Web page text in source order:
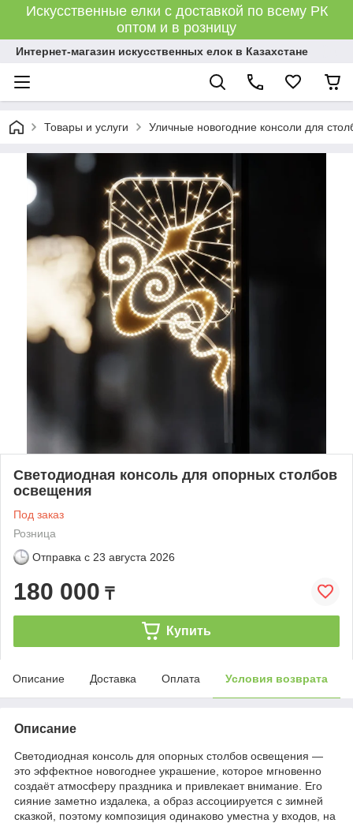
Искусственные елки с доставкой по всему РК
оптом и в розницу
Интернет-магазин искусственных елок в Казахстане
Товары и услуги Уличные новогодние консоли для
Светодиодная консоль для опорных столбов
освещения
Под заказ
Розница
Отправка с 23 августа 2026
180 000 ₸
Купить
Описание Доставка Оплата Условия возврата
Описание
Светодиодная консоль для опорных столбов освещения —
это эффектное новогоднее украшение, которое мгновенно
создаёт атмосферу праздника и привлекает внимание. Его
сияние заметно издалека, а образ ассоциируется с зимней
сказкой, поэтому композиция одинаково уместна у входов, на